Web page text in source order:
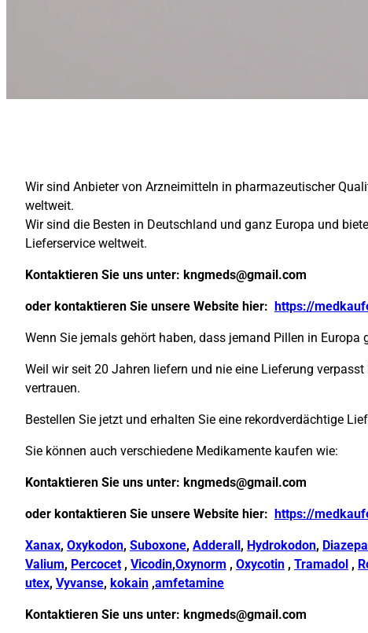
Wir sind Anbieter von Arzneimitteln in pharmazeutischer
weltweit.
Wir sind die Besten in Deutschland und ganz Europa und
Lieferservice weltweit.
Kontaktieren Sie uns unter: kngmeds@gmail.com
oder kontaktieren Sie unsere Website hier: https://
Wenn Sie jemals gehört haben, dass jemand Pillen in
Weil wir seit 20 Jahren liefern und nie eine Lieferung verpasst
vertrauen.
Bestellen Sie jetzt und erhalten Sie eine rekordverdächtige
Sie können auch verschiedene Medikamente kaufen wie:
Kontaktieren Sie uns unter: kngmeds@gmail.com
oder kontaktieren Sie unsere Website hier: https://
Xanax, Oxykodon, Suboxone, Adderall , Hydrokodon,
Valium, Percocet, Vicodin,Oxynorm , Oxycotin , Tramadol ,
utex, Vyvanse, kokain ,amfetamine
Kontaktieren Sie uns unter: kngmeds@gmail.com